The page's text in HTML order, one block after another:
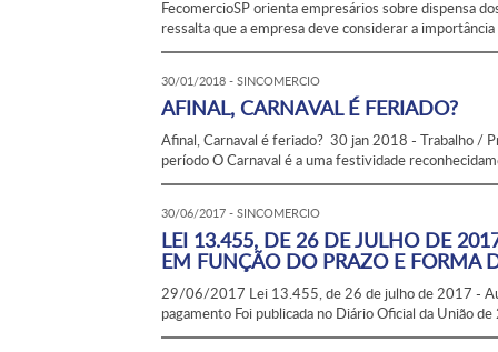
FecomercioSP orienta empresários sobre dispensa
ressalta que a empresa deve considerar a
30/01/2018 - SINCOMERCIO
AFINAL, CARNAVAL É FERIADO?
Afinal, Carnaval é feriado? 30 jan 2018 - Trabalho /
período O Carnaval é a uma festividade
30/06/2017 - SINCOMERCIO
LEI 13.455, DE 26 DE JULHO DE
EM FUNÇÃO DO PRAZO E FORMA
29/06/2017 Lei 13.455, de 26 de julho de 2017 -
pagamento Foi publicada no Diário Oficial da União